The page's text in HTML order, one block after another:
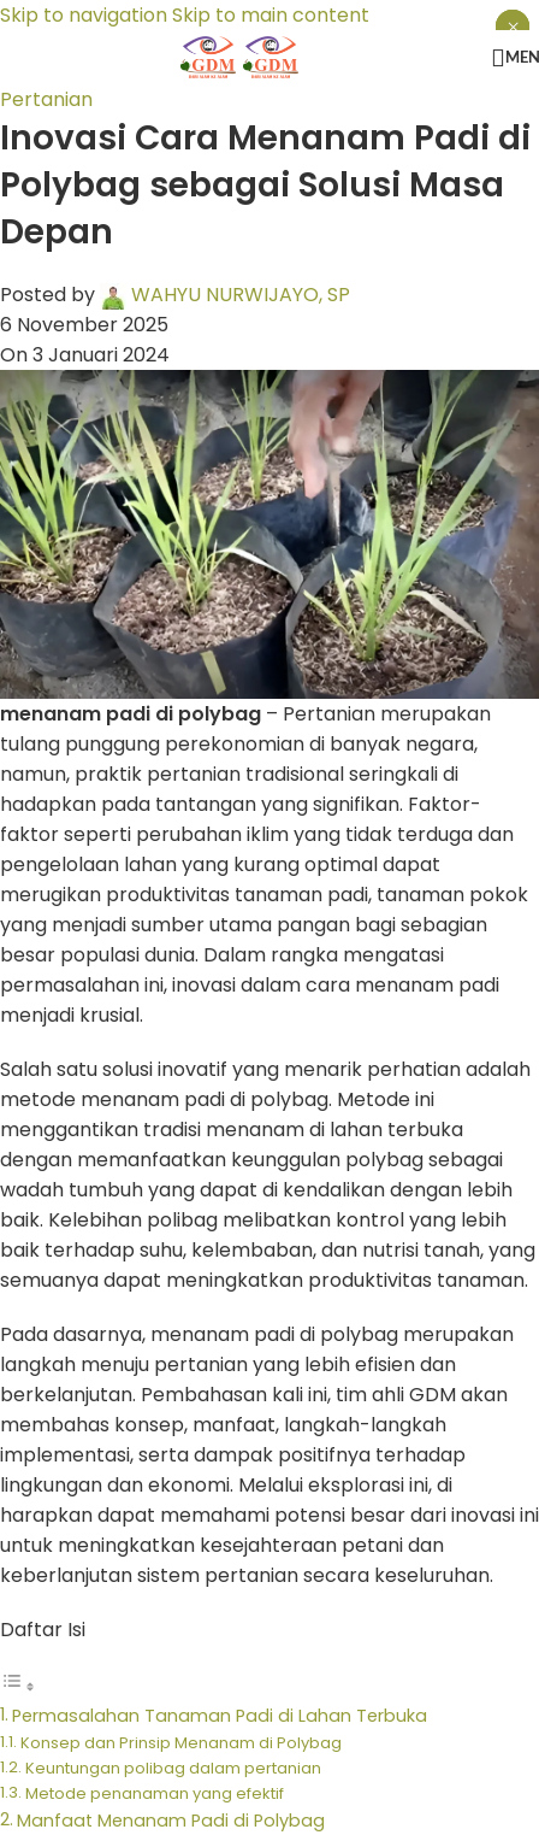
Skip to navigationSkip to main content
Pertanian
Inovasi Cara Menanam Padi di
Polybag sebagai Solusi Masa
Depan
Posted by
WAHYU NURWIJAYO, SP
6 November 2025
On 3 Januari 2024
menanam padi di polybag – Pertanian merupakan
tulang punggung perekonomian di banyak negara,
namun, praktik pertanian tradisional seringkali di
hadapkan pada tantangan yang signifikan. Faktor-
faktor seperti perubahan iklim yang tidak terduga dan
pengelolaan lahan yang kurang optimal dapat
merugikan produktivitas tanaman padi, tanaman pokok
yang menjadi sumber utama pangan bagi sebagian
besar populasi dunia. Dalam rangka mengatasi
permasalahan ini, inovasi dalam cara menanam padi
menjadi krusial.
Salah satu solusi inovatif yang menarik perhatian adalah
metode menanam padi di polybag. Metode ini
menggantikan tradisi menanam di lahan terbuka
dengan memanfaatkan keunggulan polybag sebagai
wadah tumbuh yang dapat di kendalikan dengan lebih
baik. Kelebihan polibag melibatkan kontrol yang lebih
baik terhadap suhu, kelembaban, dan nutrisi tanah, yang
semuanya dapat meningkatkan produktivitas tanaman.
Pada dasarnya, menanam padi di polybag merupakan
langkah menuju pertanian yang lebih efisien dan
berkelanjutan. Pembahasan kali ini, tim ahli GDM akan
membahas konsep, manfaat, langkah-langkah
implementasi, serta dampak positifnya terhadap
lingkungan dan ekonomi. Melalui eksplorasi ini, di
harapkan dapat memahami potensi besar dari inovasi ini
untuk meningkatkan kesejahteraan petani dan
keberlanjutan sistem pertanian secara keseluruhan.
Daftar Isi
Permasalahan Tanaman Padi di Lahan Terbuka
Konsep dan Prinsip Menanam di Polybag
Keuntungan polibag dalam pertanian
Metode penanaman yang efektif
Manfaat Menanam Padi di Polybag
×
×
×